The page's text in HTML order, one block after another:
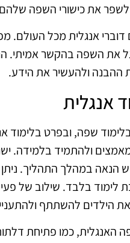
לשפר את כישורי השפה
אנגלית מכל העולם.
השפה בהקשר אמיתי.
ההבנה ולהעשיר את הידע.
אנגלית
שפה, ובפרט בלימוד
מאמצים ולהתמיד בלמידה.
הנאה במהלך התהליך. ניתן
לימוד בלבד. שילוב של
את הילדים להשתתף
האנגלית, כמו פתיחת